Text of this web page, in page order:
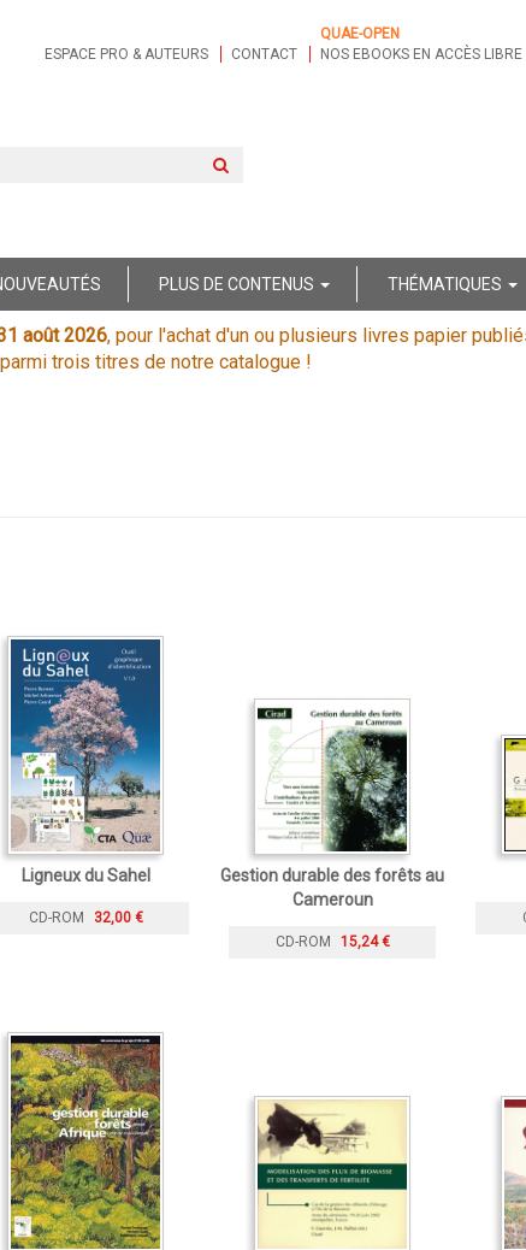
ESPACE PRO & AUTEURS CONTACT
QUAE-OPEN
NOS EBOOKS EN ACCÈS LIBRE
PLUS DE CONTENUS THÉMATIQUES
août 2026, pour l'achat d'un ou plusieurs livres papier
trois titres de notre catalogue !
Ligneux du Sahel
CD-ROM 32,00 €
Gestion durable des forêts au
Cameroun
CD-ROM 15,24 €